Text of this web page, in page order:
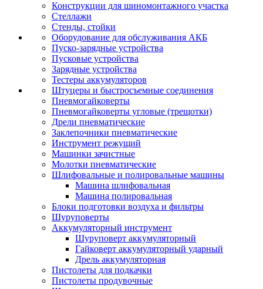
Конструкции для шиномонтажного участка
Стеллажи
Стенды, стойки
Оборудование для обслуживания АКБ
Пуско-зарядные устройства
Пусковые устройства
Зарядные устройства
Тестеры аккумуляторов
Штуцеры и быстросъемные соединения
Пневмогайковерты
Пневмогайковерты угловые (трещотки)
Дрели пневматические
Заклепочники пневматические
Инструмент режущий
Машинки зачистные
Молотки пневматические
Шлифовальные и полировальные машины
Машина шлифовальная
Машина полировальная
Блоки подготовки воздуха и фильтры
Шуруповерты
Аккумуляторный инструмент
Шуруповерт аккумуляторный
Гайковерт аккумуляторный ударный
Дрель аккумуляторная
Пистолеты для подкачки
Пистолеты продувочные